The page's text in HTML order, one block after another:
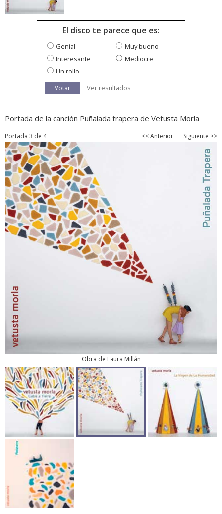
El disco te parece que es:
Genial
Muy bueno
Interesante
Mediocre
Un rollo
Votar
Ver resultados
Portada de la canción Puñalada trapera de Vetusta Morla
Portada 3 de 4 << Anterior Siguiente >>
Obra de Laura Millán